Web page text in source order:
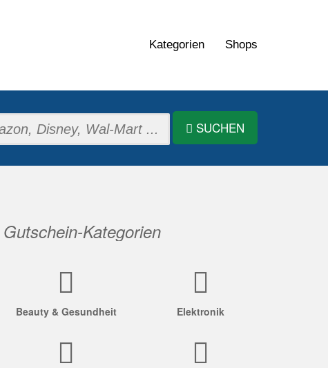
Kategorien Shops
SUCHEN
Gutschein-Kategorien
Beauty & Gesundheit Elektronik